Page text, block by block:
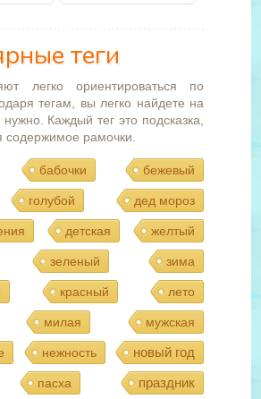
теги
легко ориентироваться по
тегам, вы легко найдете на
Каждый тег это подсказка,
рамочки.
бабочки бежевый
голубой дед мороз
детская желтый
зеленый зима
красный лето
милая мужская
нежность новый год
пасха праздник